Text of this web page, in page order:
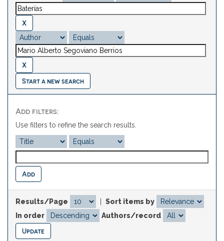
Start a new search
Add filters:
Use filters to refine the search results.
Results/Page
Sort items by
In order
Authors/record